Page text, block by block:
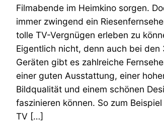
Filmabende im Heimkino sorgen.
immer zwingend ein
tolle TV-Vergnügen erleben zu
Eigentlich nicht, denn auch bei den
Geräten gibt es zahlreiche
einer guten Ausstattung, einer
Bildqualität und einem schönen
faszinieren können. So zum Beispiel
TV […]